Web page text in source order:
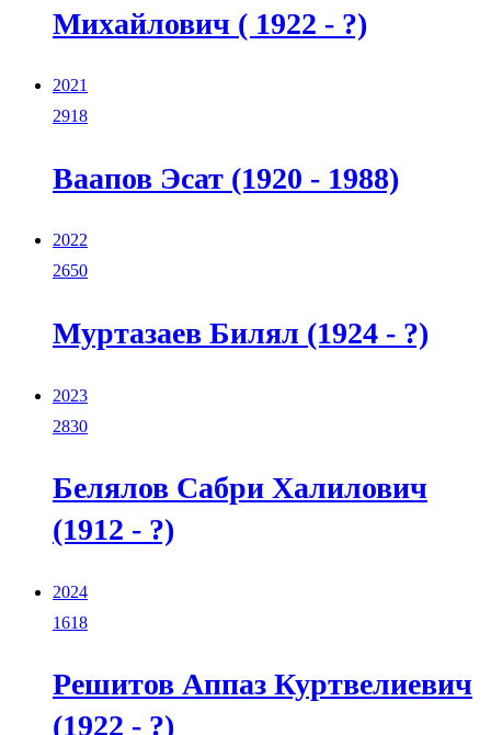
Михайлович ( 1922 - ?)
2021
2918
Ваапов Эсат (1920 - 1988)
2022
2650
Муртазаев Билял (1924 - ?)
2023
2830
Белялов Сабри Халилович
(1912 - ?)
2024
1618
Решитов Аппаз Куртвелиевич
(1922 - ?)